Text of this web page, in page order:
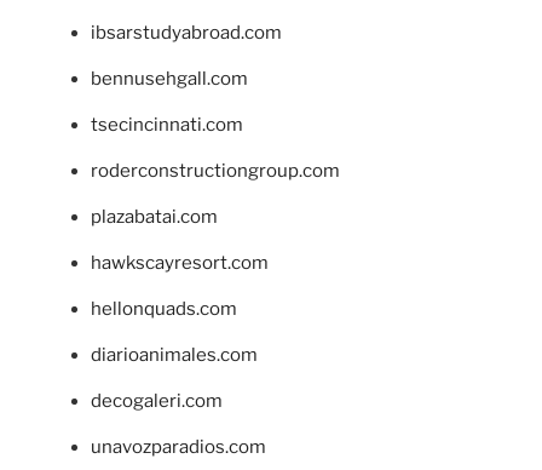
ibsarstudyabroad.com
bennusehgall.com
tsecincinnati.com
roderconstructiongroup.com
plazabatai.com
hawkscayresort.com
hellonquads.com
diarioanimales.com
decogaleri.com
unavozparadios.com